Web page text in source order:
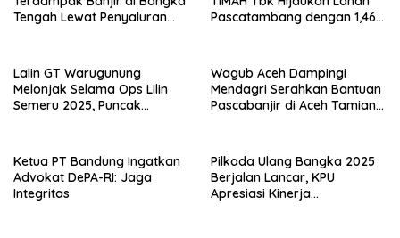
Tengah Lewat Penyaluran
Pascatambang dengan 1,46
Lalin GT Warugunung
Melonjak Selama Ops Lilin
Semeru 2025, Puncak
Wagub Aceh Dampingi
Mendagri Serahkan Bantuan
Pascabanjir di Aceh Tamiang
Ketua PT Bandung Ingatkan
Advokat DePA-RI: Jaga
Integritas
Pilkada Ulang Bangka 2025
Berjalan Lancar, KPU
Apresiasi Kinerja